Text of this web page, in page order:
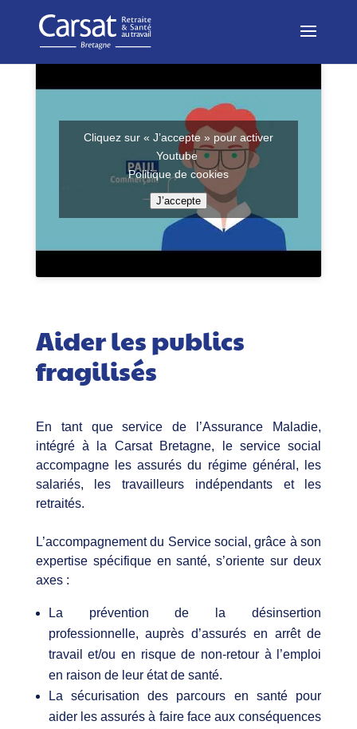
Cliquez sur « J’accepte » pour activer
Youtube
Politique de cookies
J’accepte
Aider les publics
fragilisés
En tant que service de l’Assurance Maladie,
intégré à la Carsat Bretagne, le service social
accompagne les assurés du régime général, les
salariés, les travailleurs indépendants et les
retraités.​
L’accompagnement du Service social, grâce à son
expertise spécifique en santé, s’oriente sur deux
axes :​
La prévention de la désinsertion
professionnelle, auprès d’assurés en arrêt de
travail et/ou en risque de non-retour à l’emploi
en raison de leur état de santé.​
La sécurisation des parcours en santé pour
aider les assurés à faire face aux conséquences